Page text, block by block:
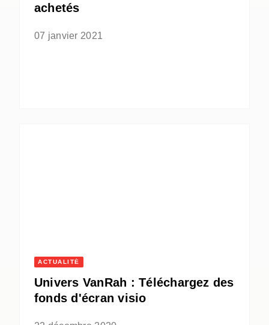
achetés
07 janvier 2021
ACTUALITÉ
Univers VanRah : Téléchargez des
fonds d'écran visio